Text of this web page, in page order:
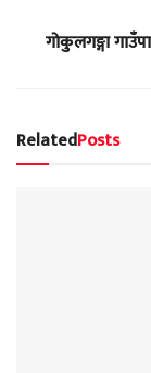
गोकुलगङ्गा
RelatedPosts